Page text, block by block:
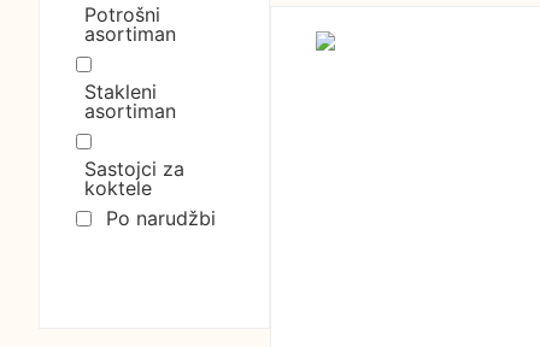
Potrošni
asortiman
Stakleni
asortiman
Sastojci za
koktele
Po narudžbi